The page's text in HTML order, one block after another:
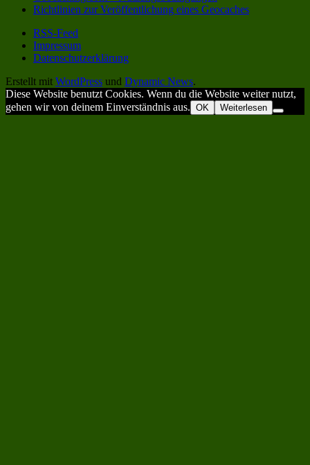
Richtlinien zur Veröffentlichung eines Geocaches
RSS-Feed
Impressum
Datenschutzerklärung
Erstellt mit WordPress und Dynamic News.
Diese Website benutzt Cookies. Wenn du die Website weiter nutzt,
gehen wir von deinem Einverständnis aus. OK Weiterlesen